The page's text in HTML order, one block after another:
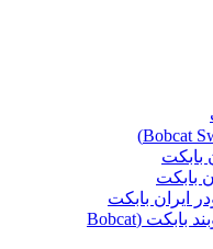
بابکت
بابکت
ایران بابکت
قطعات و لوازم جانبی جلوبند بابکت (Bobcat